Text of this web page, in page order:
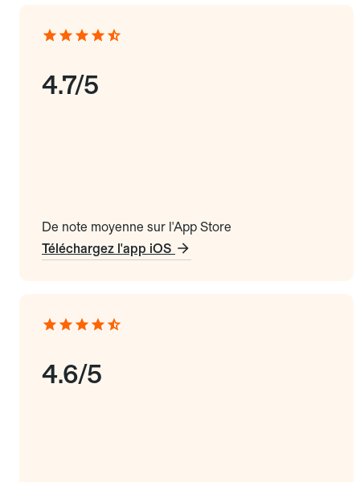
4.7/5
De note moyenne sur l'App Store
Téléchargez l'app iOS
4.6/5